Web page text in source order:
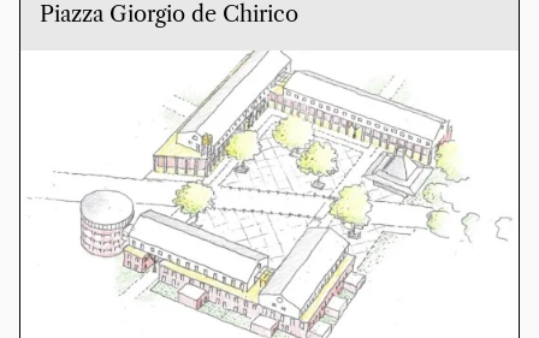
Piazza Giorgio de Chirico